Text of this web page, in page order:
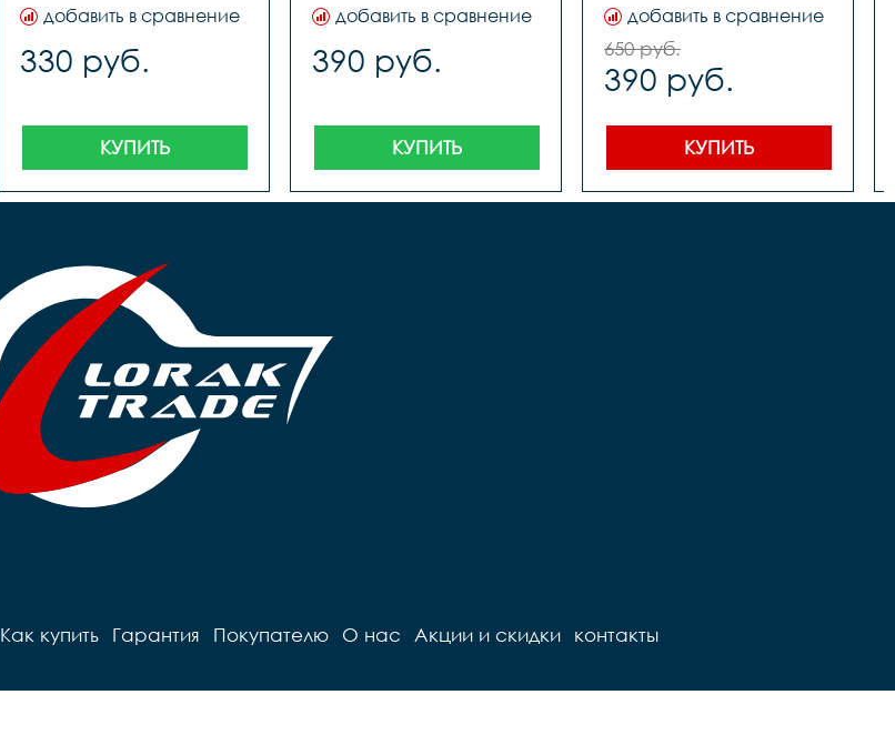
добавить в сравнение
330 руб.
КУПИТЬ
добавить в сравнение
390 руб.
КУПИТЬ
добавить в сравнение
650 руб.
390 руб.
КУПИТЬ
Как купить Гарантия Покупателю О нас Акции и скидки контакты